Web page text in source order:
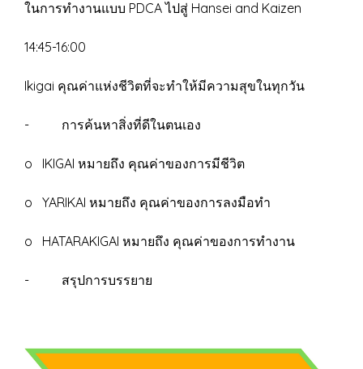
ในการทำงานแบบ PDCA ไปสู่ Hansei and Kaizen
14:45-16:00
Ikigai คุณค่าแห่งชีวิตที่จะทำให้มีความสุขในทุกวัน
- การค้นหาสิ่งที่ดีในตนเอง
o IKIGAI หมายถึง คุณค่าของการมีชีวิต
o YARIKAI หมายถึง คุณค่าของการลงมือทำ
o HATARAKIGAI หมายถึง คุณค่าของการทำงาน
- สรุปการบรรยาย